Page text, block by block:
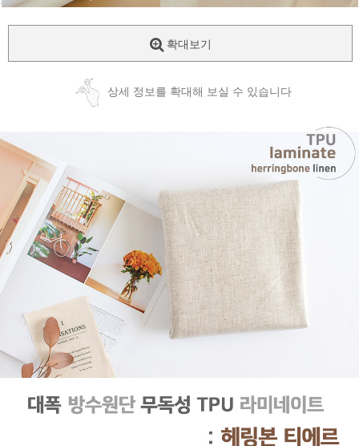
확대보기
상세 정보를 확대해 보실 수 있습니다